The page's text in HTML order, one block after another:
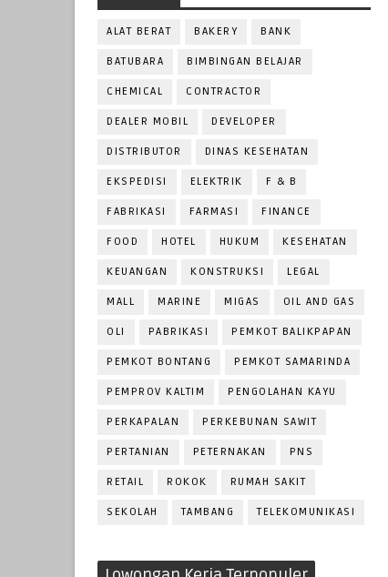
ALAT BERAT BAKERY BANK
BATUBARA BIMBINGAN BELAJAR
CHEMICAL CONTRACTOR
DEALER MOBIL DEVELOPER
DISTRIBUTOR DINAS KESEHATAN
EKSPEDISI ELEKTRIK F & B
FABRIKASI FARMASI FINANCE
FOOD HOTEL HUKUM KESEHATAN
KEUANGAN KONSTRUKSI LEGAL
MALL MARINE MIGAS OIL AND GAS
OLI PABRIKASI PEMKOT BALIKPAPAN
PEMKOT BONTANG PEMKOT SAMARINDA
PEMPROV KALTIM PENGOLAHAN KAYU
PERKAPALAN PERKEBUNAN SAWIT
PERTANIAN PETERNAKAN PNS
RETAIL ROKOK RUMAH SAKIT
SEKOLAH TAMBANG TELEKOMUNIKASI